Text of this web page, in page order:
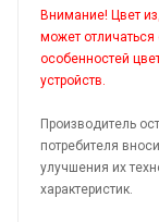
Внимание! Цвет
может отличаться
особенностей
устройств.
Производитель
потребителя
улучшения их
характеристик.